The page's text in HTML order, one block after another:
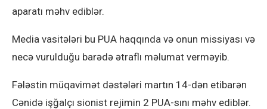
aparatı məhv ediblər.
Media vasitələri bu PUA haqqında və onun missiyası və
necə vurulduğu barədə ətraflı məlumat verməyib.
Fələstin müqavimət dəstələri martın 14-dən etibarən
Cənidə işğalçı sionist rejimin 2 PUA-sını məhv ediblər.